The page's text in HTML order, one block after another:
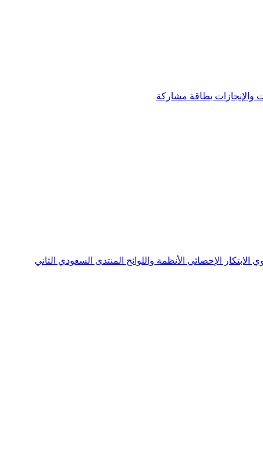
والإنجازات بطاقة مشاركة
الابتكار الإحصائي الأنظمة واللوائح المنتدى السعودي الثاني